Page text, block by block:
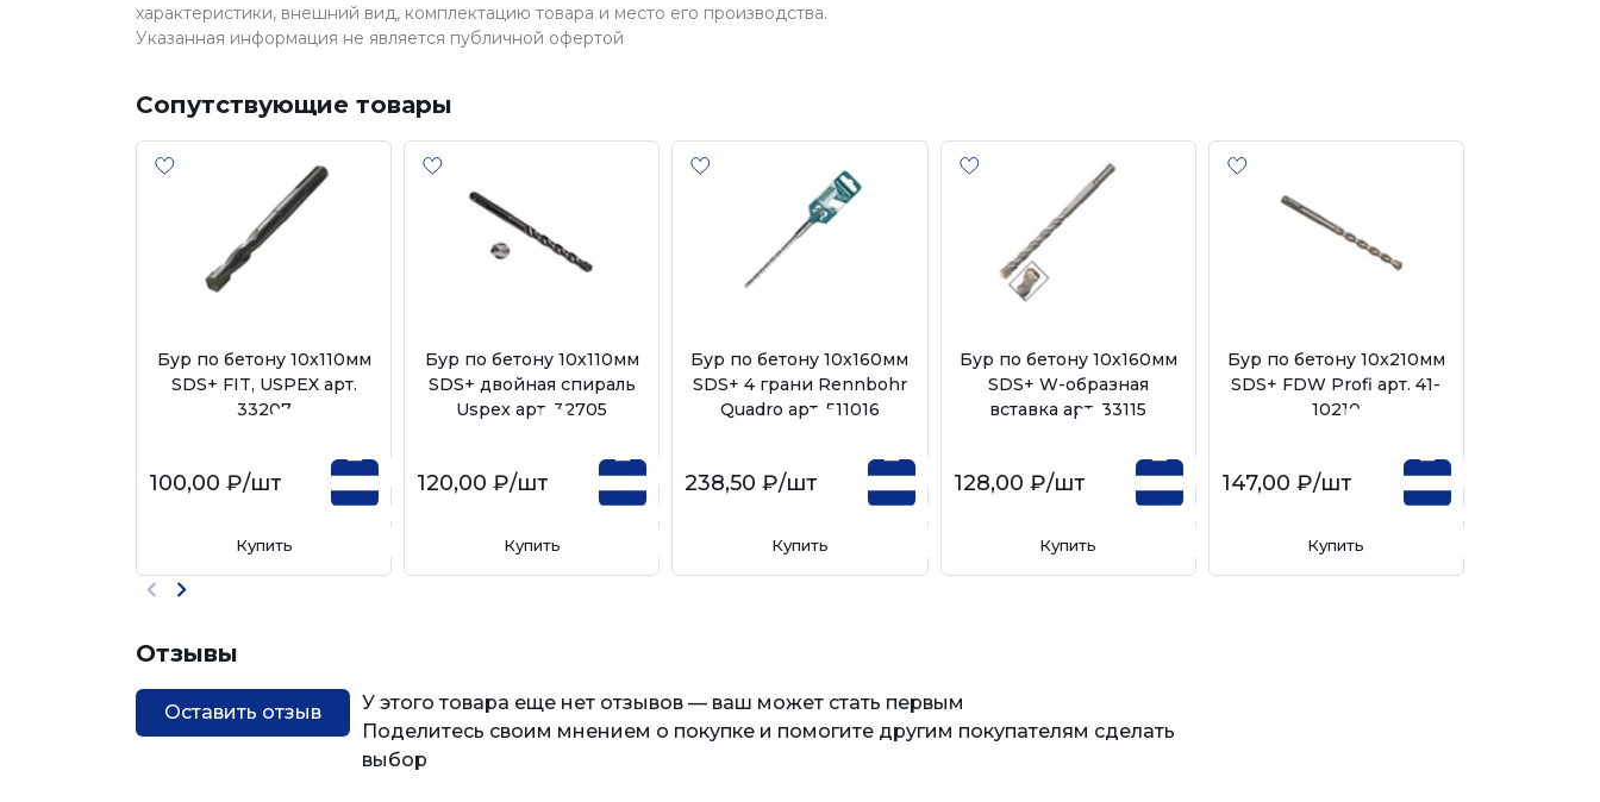
характеристики, внешний вид, комплектацию товара и место его производства.
Указанная информация не является публичной офертой
Сопутствующие товары
Бур по бетону 10х110мм
SDS+ FIT, USPEX арт.
33207
100,00 ₽/шт
Купить
Бур по бетону 10х110мм
SDS+ двойная спираль
Uspex арт. 32705
120,00 ₽/шт
Купить
Бур по бетону 10х160мм
SDS+ 4 грани Rennbohr
Quadro арт. 511016
238,50 ₽/шт
Купить
Бур по бетону 10х160мм
SDS+ W-образная
вставка арт. 33115
128,00 ₽/шт
Купить
Бур по бетону 10х210мм
SDS+ FDW Profi арт. 41-
10210
147,00 ₽/шт
Купить
Отзывы
Оставить отзыв
У этого товара еще нет отзывов — ваш может стать первым
Поделитесь своим мнением о покупке и помогите другим покупателям сделать
выбор